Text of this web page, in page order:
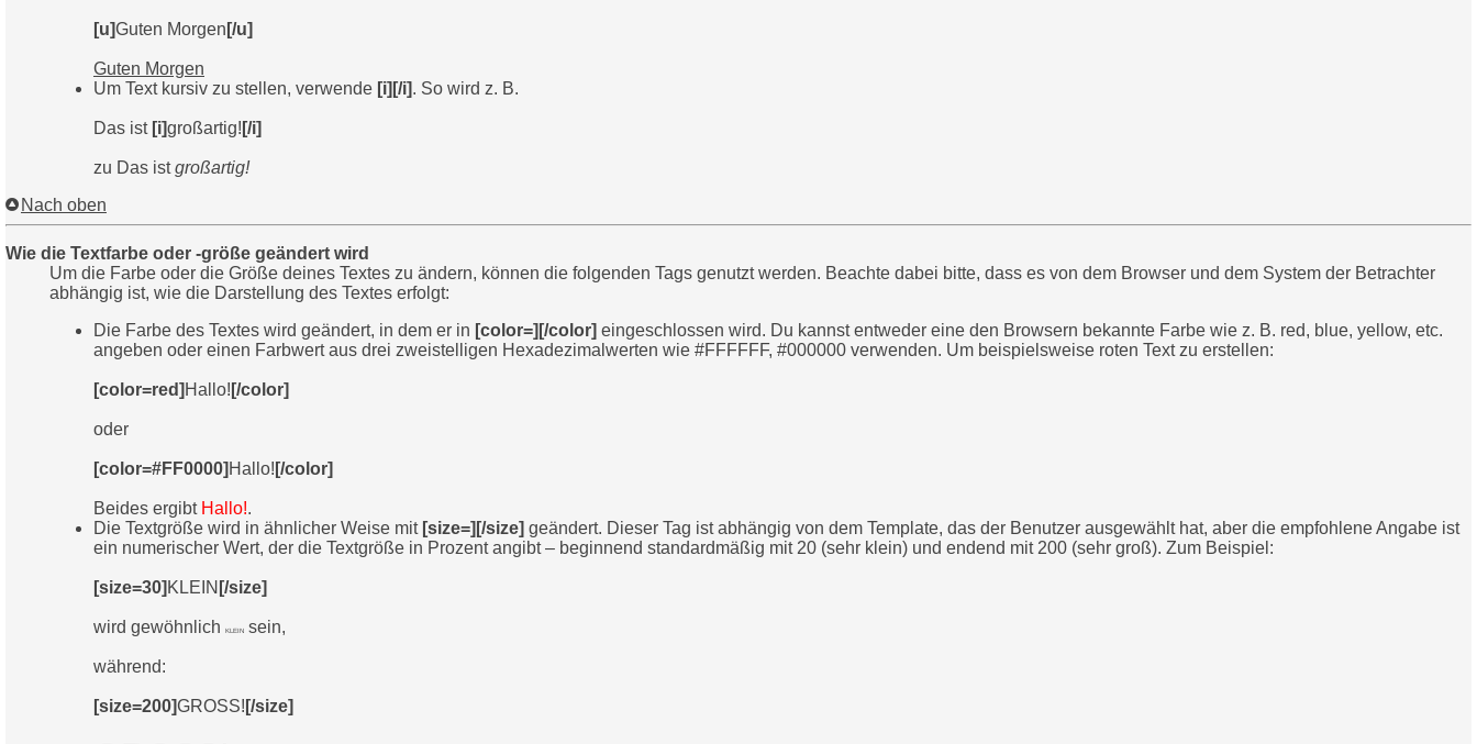
[u]Guten Morgen [/u]
Guten Morgen
Um Text kursiv zu stellen, verwende [i][/i]. So wird z. B.
Das ist [i]großartig! [/i]
zu Das istgroßartig!
Nach oben
Wie die Textfarbe oder -größe geändert wird
Um die Farbe oder die Größe deines Textes zu ändern, können die folgenden Tags genutzt werden. Beachte dabei bitte, dass es von dem Browser und dem System der Betrachter
abhängig ist, wie die Darstellung des Textes erfolgt:
Die Farbe des Textes wird geändert, in dem er in [color=][/color] eingeschlossen wird. Du kannst entweder eine den Browsern bekannte Farbe wie z. B. red, blue, yellow, etc.
angeben oder einen Farbwert aus drei zweistelligen Hexadezimalwerten wie #FFFFFF, #000000 verwenden. Um beispielsweise roten Text zu erstellen:
[color=red] Hallo! [/color]
oder
[color=#FF0000] Hallo! [/color]
Beides ergibt Hallo!.
Die Textgröße wird in ähnlicher Weise mit [size=][/size] geändert. Dieser Tag ist abhängig von dem Template, das der Benutzer ausgewählt hat, aber die empfohlene Angabe ist
ein numerischer Wert, der die Textgröße in Prozent angibt – beginnend standardmäßig mit 20 (sehr klein) und endend mit 200 (sehr groß). Zum Beispiel:
[size=30] KLEIN [/size]
wird gewöhnlich KLEIN sein,
während:
[size=200]GROSS! [/size]